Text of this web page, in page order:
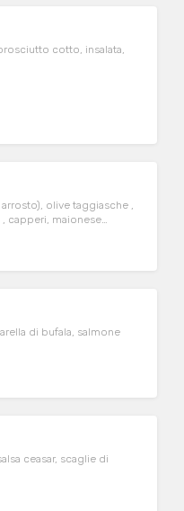
insalata,
capperi, maionese
di bufala, salmone
ceasar, scaglie di